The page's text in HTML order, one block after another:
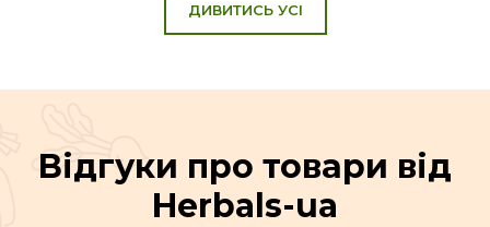
ДИВИТИСЬ УСІ
Відгуки про товари від
Herbals-ua